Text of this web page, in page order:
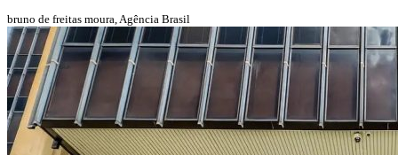
bruno de freitas moura, Agência Brasil